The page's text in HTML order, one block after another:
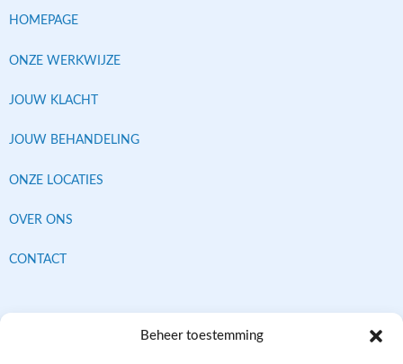
Beheer toestemming
HOMEPAGE
ONZE WERKWIJZE
JOUW KLACHT
JOUW BEHANDELING
ONZE LOCATIES
OVER ONS
CONTACT
Contracten met alle verzekeraars